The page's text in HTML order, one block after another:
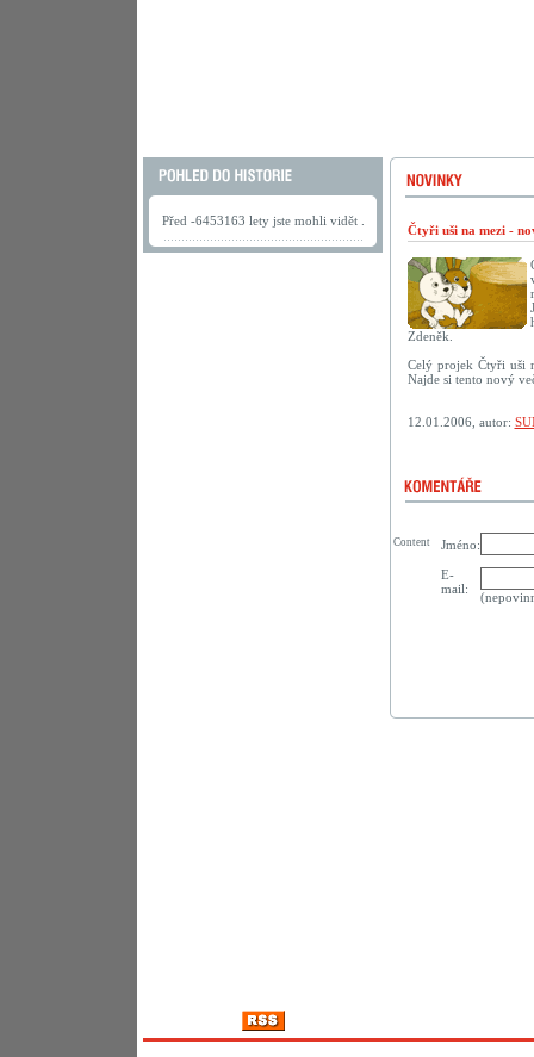
Před -6453163 lety jste mohli vidět .
Čtyři uši na mezi -
Zdeněk.
Celý projek Čtyři uši
Najde si tento nový
12.01.2006, autor:
Jméno:
E-
mail:
Content